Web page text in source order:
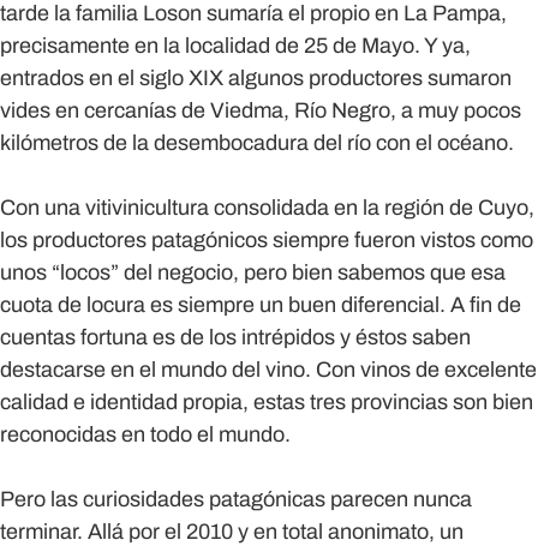
tarde la familia Loson sumaría el propio en La Pampa,
precisamente en la localidad de 25 de Mayo. Y ya,
entrados en el siglo XIX algunos productores sumaron
vides en cercanías de Viedma, Río Negro, a muy pocos
kilómetros de la desembocadura del río con el océano.
Con una vitivinicultura consolidada en la región de Cuyo,
los productores patagónicos siempre fueron vistos como
unos “locos” del negocio, pero bien sabemos que esa
cuota de locura es siempre un buen diferencial. A fin de
cuentas fortuna es de los intrépidos y éstos saben
destacarse en el mundo del vino. Con vinos de excelente
calidad e identidad propia, estas tres provincias son bien
reconocidas en todo el mundo.
Pero las curiosidades patagónicas parecen nunca
terminar. Allá por el 2010 y en total anonimato, un